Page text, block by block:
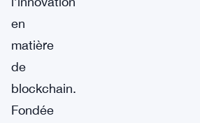
en
matière
de
blockchain.
Fondée